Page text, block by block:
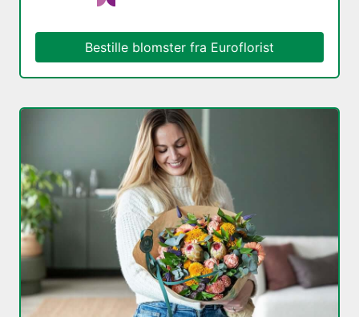
Bestille blomster fra Euroflorist